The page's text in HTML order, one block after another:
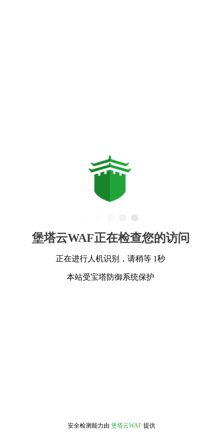
堡塔云WAF正在检查您的访问
正在进行人机识别，请稍等 1秒
本站受宝塔防御系统保护
安全检测能力由 堡塔云WAF 提供